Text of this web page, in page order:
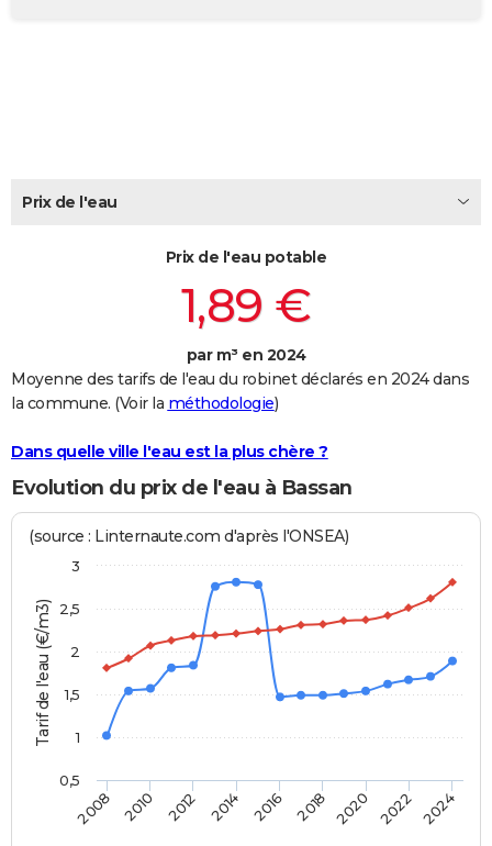
Carte de Noël
Carte Bonne année
Carte Saint-Valentin
Carte Pâques
Carte d'anniversaire
DICTIONNAIRE
FORUM
Prix de l'eau
Prix de l'eau potable
1,89 €
par m³ en 2024
Moyenne des tarifs de l'eau du robinet déclarés en 2024 dans
la commune. (Voir la méthodologie)
Dans quelle ville l'eau est la plus chère ?
Evolution du prix de l'eau à Bassan
Tarif de l'eau (€/m3)
(source : Linternaute.com d'après l'ONSEA)
2008 2010 2012 2014 2016 2018 2020 2022 2024
0,5
1
1,5
2
2,5
3